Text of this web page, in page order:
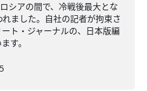
シアの間で、冷戦後最大とな
ました。自社の記者が拘束さ
ト・ジャーナルの、日本版編
す。